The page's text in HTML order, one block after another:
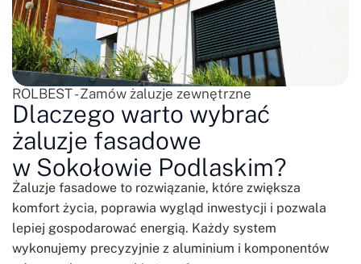
ROLBEST - Zamów żaluzje zewnętrzne
Dlaczego warto wybrać
żaluzje fasadowe
w Sokołowie Podlaskim?
Żaluzje fasadowe to rozwiązanie, które zwiększa
komfort życia, poprawia wygląd inwestycji i pozwala
lepiej gospodarować energią. Każdy system
wykonujemy precyzyjnie z aluminium i komponentów